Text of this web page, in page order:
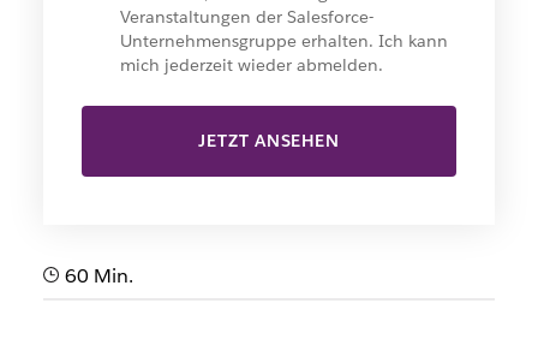
Veranstaltungen der Salesforce-
Unternehmensgruppe erhalten. Ich kann
mich jederzeit wieder abmelden.
JETZT ANSEHEN
60 Min.